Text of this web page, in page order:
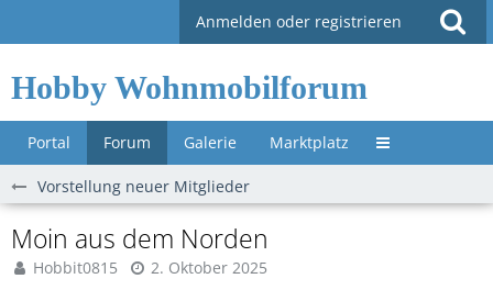
Anmelden oder registrieren
Hobby Wohnmobilforum
Portal Forum Galerie Marktplatz Untermenü »
Vorstellung neuer Mitglieder
Moin aus dem Norden
Hobbit0815 2. Oktober 2025